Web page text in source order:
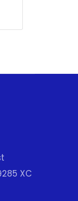
XC